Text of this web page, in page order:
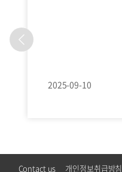
2025-09-10
Contact us 개인정보취급방침